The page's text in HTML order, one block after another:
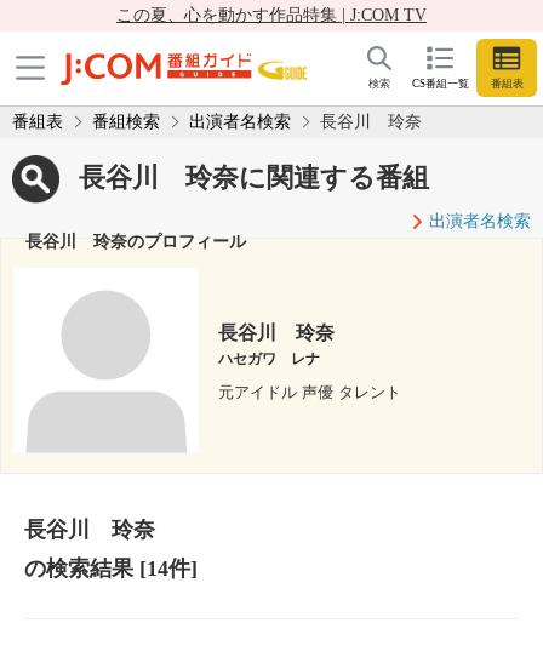
この夏、心を動かす作品特集 | J:COM TV
CS番組一覧 番組表
検索
番組表 番組検索 出演者名検索 長谷川 玲奈
長谷川 玲奈に関連する番組
出演者名検索
長谷川 玲奈のプロフィール
長谷川 玲奈
ハセガワ レナ
元アイドル 声優 タレント
長谷川 玲奈
の検索結果[14件]